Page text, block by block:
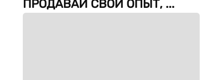
ПРОДАВАЙ СВОЙ ОПЫТ, ...